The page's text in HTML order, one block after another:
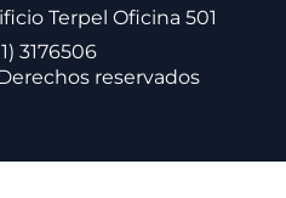
Terpel Oficina 501
3176506
reservados